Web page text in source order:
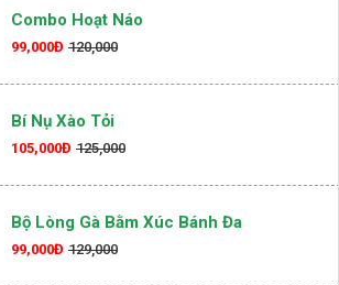
Combo Hoạt Náo
99,000Đ 120,000
Bí Nụ Xào Tỏi
105,000Đ 125,000
Bộ Lòng Gà Bằm Xúc Bánh Đa
99,000Đ 129,000